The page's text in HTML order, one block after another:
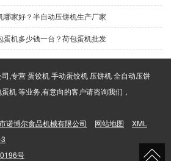
家好？半自动压饼机生产厂家
蛋机多少钱一台？荷包蛋机批发
,专营 蛋饺机 手动蛋饺机 压饼机 全自动压饼
机 等业务,有意向的客户请咨询我们，
诺博尔食品机械有限公司 网站地图
XML
号